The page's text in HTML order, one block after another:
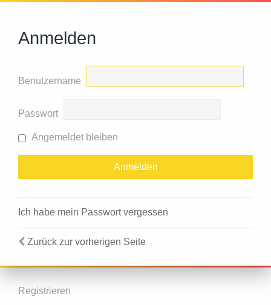
Anmelden
Benutzername
Passwort
Angemeldet bleiben
Ich habe mein Passwort vergessen
Zurück zur vorherigen Seite
Registrieren